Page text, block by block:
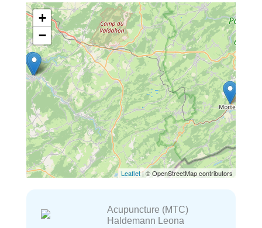
+
−
Leaflet| © OpenStreetMap contributors
Acupuncture (MTC)
Haldemann Leona